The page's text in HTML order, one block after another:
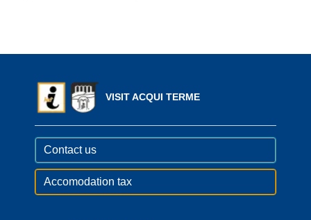
VISIT ACQUI TERME
Contact us
Accomodation tax